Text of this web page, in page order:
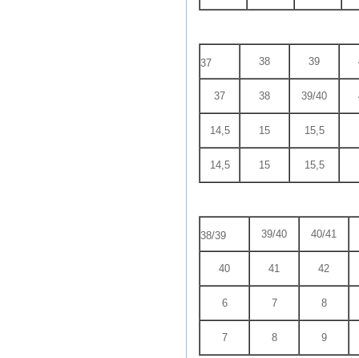
37 38 39
37 38 39/40
14,5 15 15,5
14,5 15 15,5
38/39 39/40 40/41
40 41 42
6 7 8
7 8 9